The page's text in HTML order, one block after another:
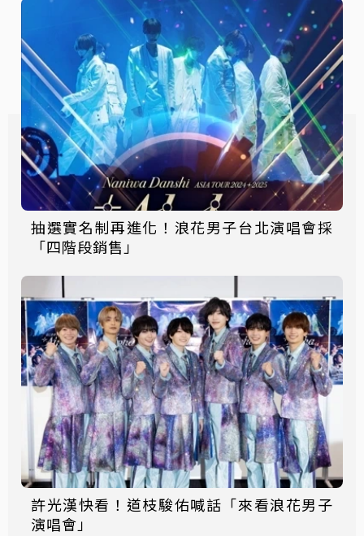
抽選實名制再進化！浪花男子台北演唱會採
「四階段銷售」
許光漢快看！道枝駿佑喊話「來看浪花男子
演唱會」